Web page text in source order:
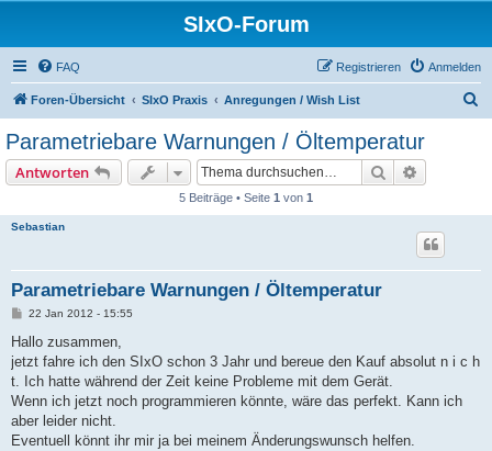
SIxO-Forum
FAQ Anmelden
Registrieren
Foren-Übersicht SIxO Praxis Anregungen / Wish List
Parametriebare Warnungen / Öltemperatur
Antworten Suche
5 Beiträge • Seite 1 von 1
Sebastian
Parametriebare Warnungen / Öltemperatur
B
i
r
a
22 Jan 2012 - 15:55
Hallo zusammen,
jetzt fahre ich den SIxO schon 3 Jahr und bereue den Kauf absolut n i c h
t. Ich hatte während der Zeit keine Probleme mit dem Gerät.
Wenn ich jetzt noch programmieren könnte, wäre das perfekt. Kann ich
aber leider nicht.
Eventuell könnt ihr mir ja bei meinem Änderungswunsch helfen.